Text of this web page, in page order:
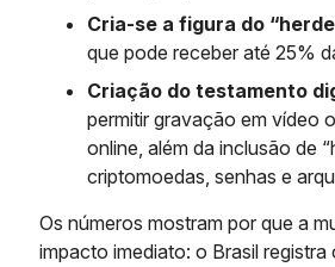
Cria-se a figura do
que pode receber até 25%
Criação do testamento
permitir gravação em vídeo
online, além da inclusão de
criptomoedas, senhas e
Os números mostram por que a
impacto imediato: o Brasil registra